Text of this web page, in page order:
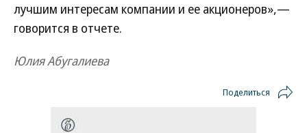
лучшим интересам компании и ее акционеров»,—
говорится в отчете.
Юлия Абугалиева
Поделиться